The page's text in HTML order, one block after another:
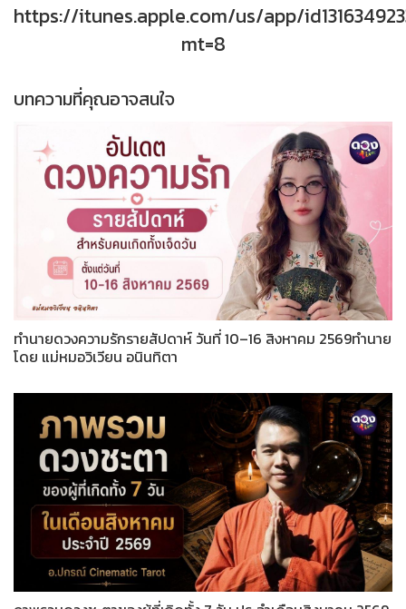
https://itunes.apple.com/us/app/
mt=8
บทความที่คุณอาจสนใจ
ทำนายดวงความรักรายสัปดาห์ วันที่ 10–16 สิงหาคม 2569ทำนาย
โดย แม่หมอวิเวียน อนินทิตา